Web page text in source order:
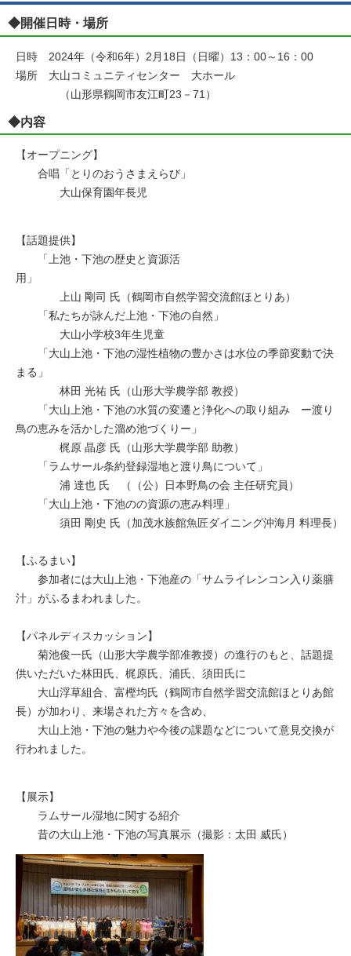
◆開催日時・場所
日時 2024年（令和6年）2月18日（日曜）13：00～16：00
場所 大山コミュニティセンター 大ホール
（山形県鶴岡市友江町23－71）
◆内容
【オープニング】
合唱「とりのおうさまえらび」
大山保育園年長児
【話題提供】
「上池・下池の歴史と資源活
用」
上山 剛司 氏（鶴岡市自然学習交流館ほとりあ）
「私たちが詠んだ上池・下池の自然」
大山小学校3年生児童
「大山上池・下池の湿性植物の豊かさは水位の季節変動で決
まる」
林田 光祐 氏（山形大学農学部 教授）
「大山上池・下池の水質の変遷と浄化への取り組み ー渡り
鳥の恵みを活かした溜め池づくりー」
梶原 晶彦 氏（山形大学農学部 助教）
「ラムサール条約登録湿地と渡り鳥について」
浦 達也 氏 （（公）日本野鳥の会 主任研究員）
「大山上池・下池のの資源の恵み料理」
須田 剛史 氏（加茂水族館魚匠ダイニング沖海月 料理長）
【ふるまい】
参加者には大山上池・下池産の「サムライレンコン入り薬膳
汁」がふるまわれました。
【パネルディスカッション】
菊池俊一氏（山形大学農学部准教授）の進行のもと、話題提
供いただいた林田氏、梶原氏、浦氏、須田氏に
大山浮草組合、富樫均氏（鶴岡市自然学習交流館ほとりあ館
長）が加わり、来場された方々を含め、
大山上池・下池の魅力や今後の課題などについて意見交換が
行われました。
【展示】
ラムサール湿地に関する紹介
昔の大山上池・下池の写真展示（撮影：太田 威氏）